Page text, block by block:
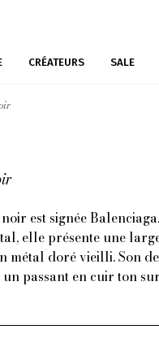
CRÉATEURS SALE
est signée
elle présente une
métal doré vieilli. Son
passant en cuir ton